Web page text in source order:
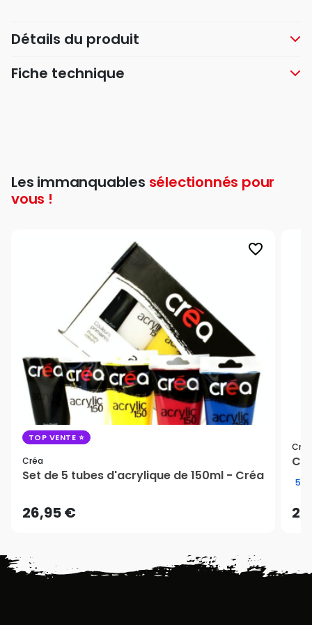
Détails du produit
Fiche technique
Les immanquables sélectionnés pour
vous !
favorite_border
TOP VENTE
Créa
Set de 5 tubes d'acrylique de 150ml - Créa
26,95 €
Créa
5/5